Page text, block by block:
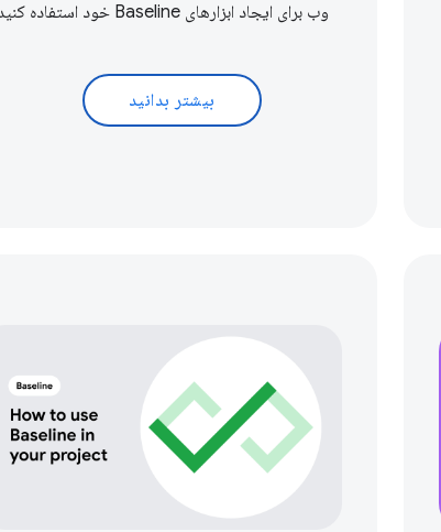
وب برای ایجاد ابزارهای Baseline خود استفاده کنید!
بیشتر بدانید